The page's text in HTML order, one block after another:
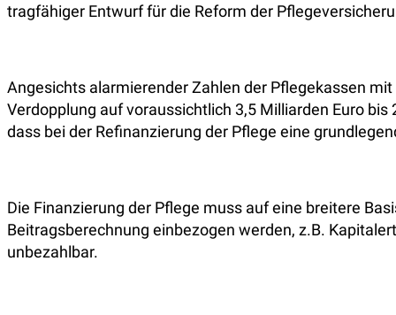
tragfähiger Entwurf für die Reform der
Angesichts alarmierender Zahlen der Pflegekassen
Verdopplung auf voraussichtlich 3,5 Milliarden Euro
dass bei der Refinanzierung der Pflege eine
Die Finanzierung der Pflege muss auf eine breitere
Beitragsberechnung einbezogen werden, z.B.
unbezahlbar.